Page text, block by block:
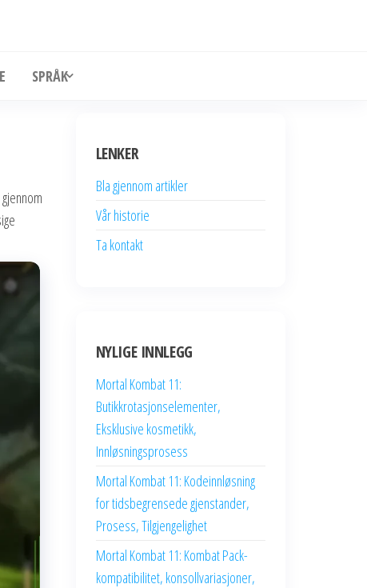
SPRÅK
LENKER
Bla gjennom artikler
Vår historie
Ta kontakt
NYLIGE INNLEGG
Mortal Kombat 11:
Butikkrotasjonselementer,
Eksklusive kosmetikk,
Innløsningsprosess
Mortal Kombat 11: Kodeinnløsning
for tidsbegrensede gjenstander,
Prosess, Tilgjengelighet
Mortal Kombat 11: Kombat Pack-
kompatibilitet, konsollvariasjoner,